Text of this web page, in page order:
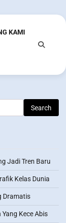
KAMI
Jadi Tren Baru
Kelas Dunia
Dramatis
Kece Abis